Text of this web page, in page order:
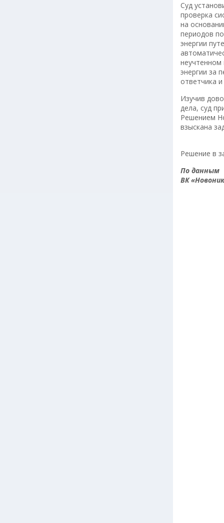
Суд
проверка
на
периодов
энергии
неучтенном
энергии за
ответчика
Изучив
дела, суд
Решением
взыскана
Решение в
По данным
ВК